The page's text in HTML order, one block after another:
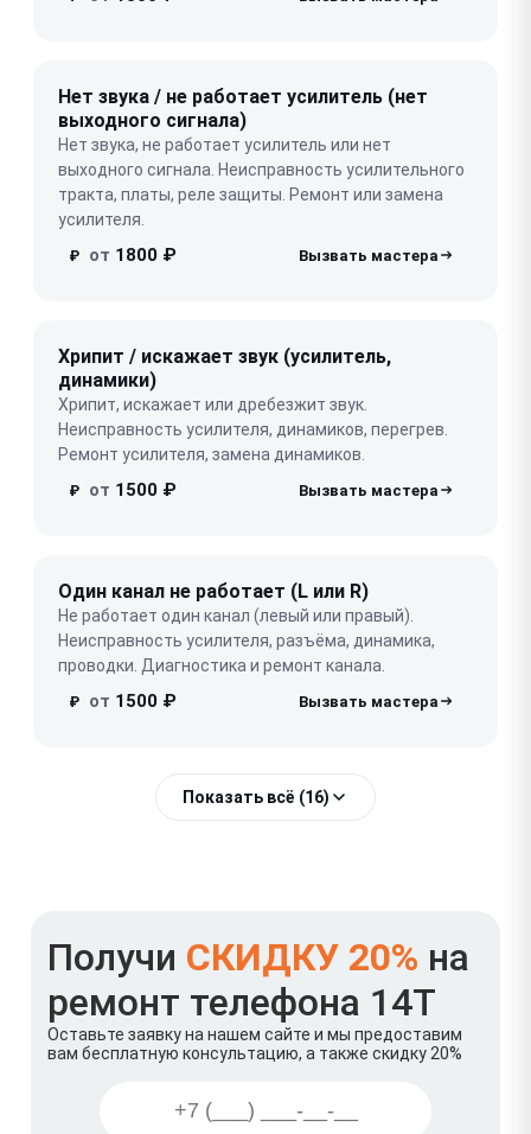
Нет звука / не работает усилитель (нет
выходного сигнала)
Нет звука, не работает усилитель или нет
выходного сигнала. Неисправность усилительного
тракта, платы, реле защиты. Ремонт или замена
усилителя.
₽ от 1800 ₽
Хрипит / искажает звук (усилитель,
динамики)
Хрипит, искажает или дребезжит звук.
Неисправность усилителя, динамиков, перегрев.
Ремонт усилителя, замена динамиков.
₽ от 1500 ₽
Один канал не работает (L или R)
Не работает один канал (левый или правый).
Неисправность усилителя, разъёма, динамика,
проводки. Диагностика и ремонт канала.
₽ от 1500 ₽
Показать всё (16)
Получи СКИДКУ 20% на
ремонт телефона 14T
Оставьте заявку на нашем сайте и мы предоставим
вам бесплатную консультацию, а также скидку 20%